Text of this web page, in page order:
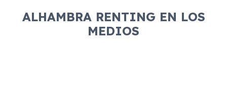
ALHAMBRA RENTING EN LOS
MEDIOS